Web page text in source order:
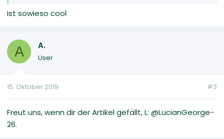
Ist sowieso cool
A A.
User
15. Oktober 2019 #3
Freut uns, wenn dir der Artikel gefällt, L: @LucianGeorge-
26.